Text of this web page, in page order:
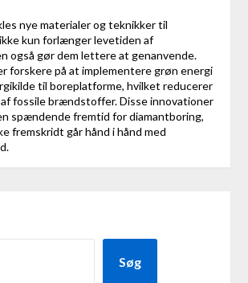
nye materialer og teknikker til
kun forlænger levetiden af
også gør dem lettere at genanvende.
forskere på at implementere grøn energi
til boreplatforme, hvilket reducerer
fossile brændstoffer. Disse innovationer
spændende fremtid for diamantboring,
fremskridt går hånd i hånd med
Søg